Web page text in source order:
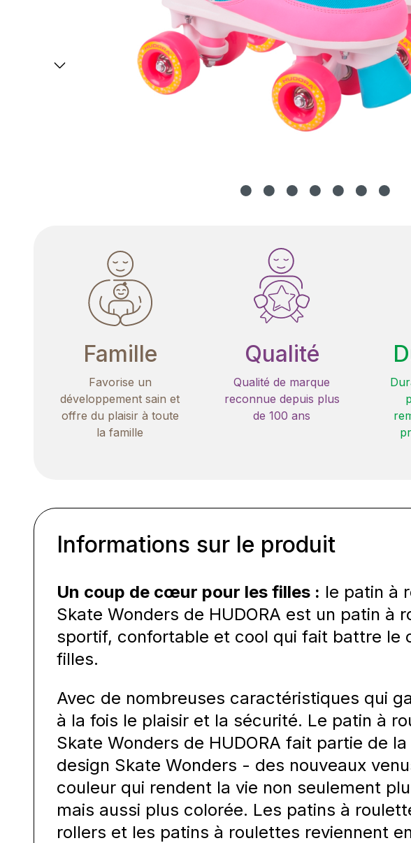
Famille
Favorise un
développement sain et
offre du plaisir à toute
la famille
Qualité
Qualité de marque
reconnue depuis plus
de 100 ans
Informations sur le produit
Un coup de cœur pour les filles : le patin à
Skate Wonders de HUDORA est un patin à
sportif, confortable et cool qui fait battre le
filles.
Avec de nombreuses caractéristiques qui
à la fois le plaisir et la sécurité. Le patin à
Skate Wonders de HUDORA fait partie de
design Skate Wonders - des nouveaux
couleur qui rendent la vie non seulement
mais aussi plus colorée. Les patins à
rollers et les patins à roulettes reviennent